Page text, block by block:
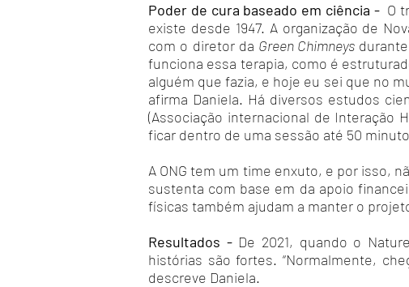
Poder de cura baseado em ciência - O
existe desde 1947. A organização de
com o diretor da Green Chimneys
funciona essa terapia, como é
alguém que fazia, e hoje eu sei que no
afirma Daniela. Há diversos estudos
(Associação internacional de Interação
ficar dentro de uma sessão até 50
A ONG tem um time enxuto, e por isso,
sustenta com base em da apoio
físicas também ajudam a manter o
Resultados - De 2021, quando o
histórias são fortes. “Normalmente,
descreve Daniela.